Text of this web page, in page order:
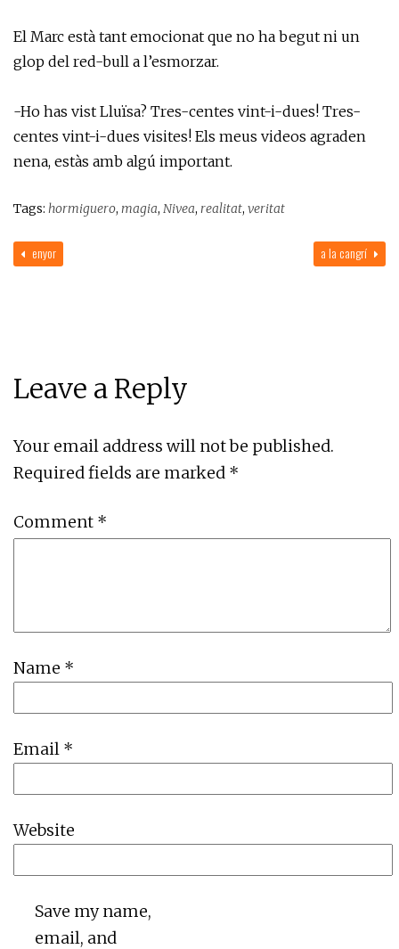
El Marc està tant emocionat que no ha begut ni un
glop del red-bull a l’esmorzar.
-Ho has vist Lluïsa? Tres-centes vint-i-dues! Tres-
centes vint-i-dues visites! Els meus videos agraden
nena, estàs amb algú important.
Tags: hormiguero, magia, Nivea, realitat, veritat
a la cangrí
enyor
Leave a Reply
Your email address will not be published.
Required fields are marked *
Comment *
Name *
Email *
Website
Save my name,
email, and